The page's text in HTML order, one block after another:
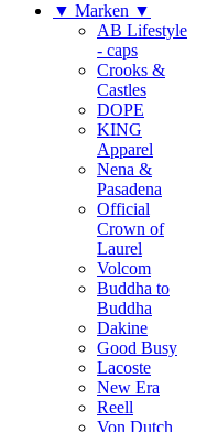
▼ Marken ▼
AB Lifestyle
- caps
Crooks &
Castles
DOPE
KING
Apparel
Nena &
Pasadena
Official
Crown of
Laurel
Volcom
Buddha to
Buddha
Dakine
Good Busy
Lacoste
New Era
Reell
Von Dutch